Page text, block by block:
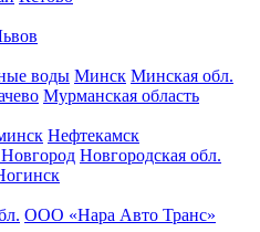
воды Минск Минская обл.
Мурманская область
Нефтекамск
Новгородская обл.
ООО «Нара Авто Транс»